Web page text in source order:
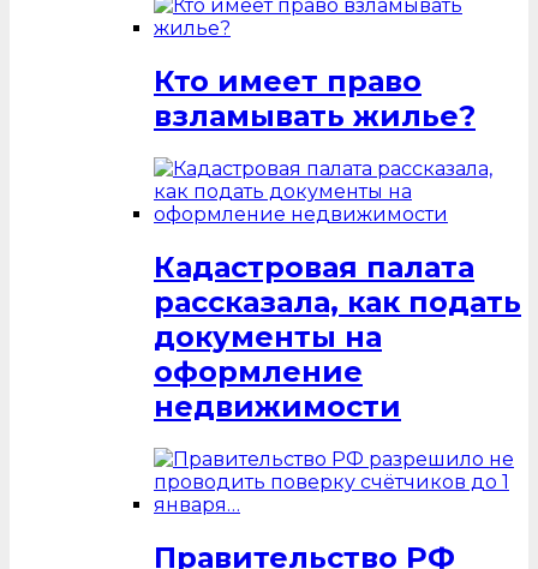
Кто имеет право
взламывать жилье?
Кадастровая палата
рассказала, как подать
документы на
оформление
недвижимости
Правительство РФ